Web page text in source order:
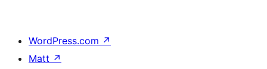
WordPress.com ↗
Matt ↗